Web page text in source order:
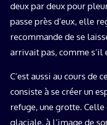
deux par deux pour
passe près d’eux, elle
recommande de se
arrivait pas, comme s’il
C’est aussi au cours de
consiste à se créer un
refuge, une grotte.
glaciale, à l’image de